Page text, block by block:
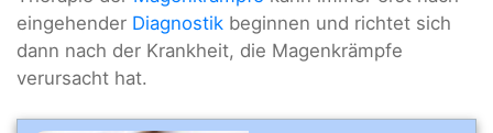
eingehender Diagnostik beginnen und richtet sich
dann nach der Krankheit, die Magenkrämpfe
verursacht hat.